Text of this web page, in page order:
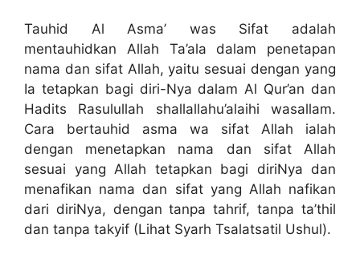
Tauhid Al Asma’ was Sifat adalah
mentauhidkan Allah Ta’ala dalam penetapan
nama dan sifat Allah, yaitu sesuai dengan yang
Ia tetapkan bagi diri-Nya dalam Al Qur’an dan
Hadits Rasulullah shallallahu’alaihi wasallam.
Cara bertauhid asma wa sifat Allah ialah
dengan menetapkan nama dan sifat Allah
sesuai yang Allah tetapkan bagi diriNya dan
menafikan nama dan sifat yang Allah nafikan
dari diriNya, dengan tanpa tahrif, tanpa ta’thil
dan tanpa takyif (Lihat Syarh Tsalatsatil Ushul).